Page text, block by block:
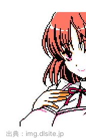
出典： img.dlsite.jp